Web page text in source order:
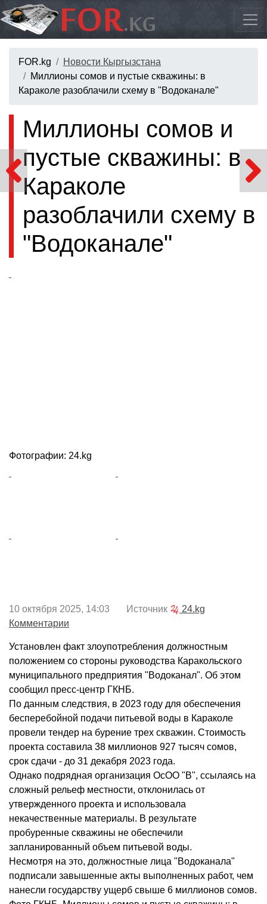
FOR.kg
Новости Кыргызстана
Миллионы сомов и пустые скважины: в
Караколе разоблачили схему в "Водоканале"
Миллионы сомов и
пустые скважины: в
Караколе
разоблачили схему в
"Водоканале"
Фотографии: 24.kg
10 октября 2025, 14:03 Источник
24.kg
Комментарии
Установлен факт злоупотребления должностным
положением со стороны руководства Каракольского
муниципального предприятия "Водоканал". Об этом
сообщил пресс-центр ГКНБ.
По данным следствия, в 2023 году для обеспечения
бесперебойной подачи питьевой воды в Караколе
провели тендер на бурение трех скважин. Стоимость
проекта составила 38 миллионов 927 тысяч сомов,
срок сдачи - до 31 декабря 2023 года.
Однако подрядная организация ОсОО "В", ссылаясь на
сложный рельеф местности, отклонилась от
утвержденного проекта и использовала
некачественные материалы. В результате
пробуренные скважины не обеспечили
запланированный объем питьевой воды.
Несмотря на это, должностные лица "Водоканала"
подписали завышенные акты выполненных работ, чем
нанесли государству ущерб свыше 6 миллионов сомов.